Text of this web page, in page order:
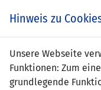
Christoph
Hinweis zu
Unsere Webseite
Funktionen: Zum
grundlegende